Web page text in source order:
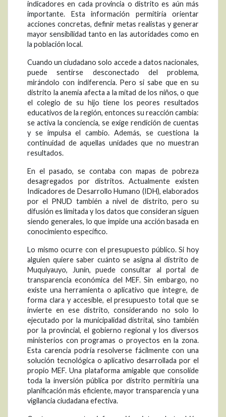
indicadores en cada provincia o distrito es aún más
importante. Esta información permitiría orientar
acciones concretas, definir metas realistas y generar
mayor sensibilidad tanto en las autoridades como en
la población local.
Cuando un ciudadano solo accede a datos nacionales,
puede sentirse desconectado del problema,
mirándolo con indiferencia. Pero si sabe que en su
distrito la anemia afecta a la mitad de los niños, o que
el colegio de su hijo tiene los peores resultados
educativos de la región, entonces su reacción cambia:
se activa la conciencia, se exige rendición de cuentas
y se impulsa el cambio. Además, se cuestiona la
continuidad de aquellas unidades que no muestran
resultados.
En el pasado, se contaba con mapas de pobreza
desagregados por distritos. Actualmente existen
Indicadores de Desarrollo Humano (IDH), elaborados
por el PNUD también a nivel de distrito, pero su
difusión es limitada y los datos que consideran siguen
siendo generales, lo que impide una acción basada en
conocimiento específico.
Lo mismo ocurre con el presupuesto público. Si hoy
alguien quiere saber cuánto se asigna al distrito de
Muquiyauyo, Junín, puede consultar al portal de
transparencia económica del MEF. Sin embargo, no
existe una herramienta o aplicativo que integre, de
forma clara y accesible, el presupuesto total que se
invierte en ese distrito, considerando no solo lo
ejecutado por la municipalidad distrital, sino también
por la provincial, el gobierno regional y los diversos
ministerios con programas o proyectos en la zona.
Esta carencia podría resolverse fácilmente con una
solución tecnológica o aplicativo desarrollada por el
propio MEF. Una plataforma amigable que consolide
toda la inversión pública por distrito permitiría una
planificación más eficiente, mayor transparencia y una
vigilancia ciudadana efectiva.